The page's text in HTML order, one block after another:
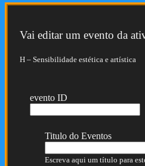
Vai editar um evento da
H – Sensibilidade estética e artística
evento ID
Titulo do Eventos
Escreva aqui um título para